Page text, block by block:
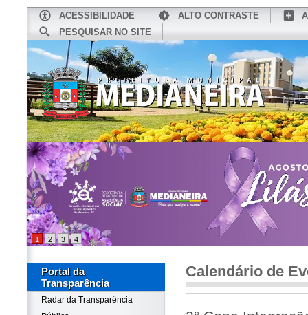
ACESSIBILIDADE ALTO CONTRASTE
PESQUISAR NO SITE
CONHEÇA MEDIANEIRA
1 2 3 4
Portal da
Transparência
Radar da Transparência
Calendário de